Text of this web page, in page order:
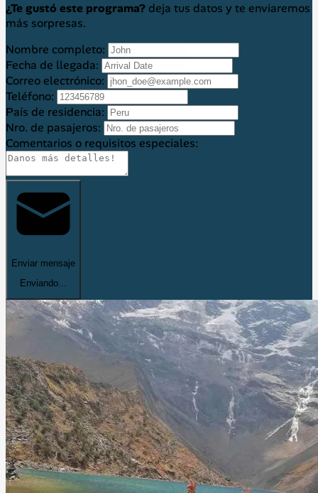
¿Te gustó este programa? deja tus datos y te enviaremos
más sorpresas.
Nombre completo:
Fecha de llegada:
Correo electrónico:
Teléfono:
País de residencia:
Nro. de pasajeros:
Comentarios o requisitos especiales:
Enviar mensaje
Enviando...